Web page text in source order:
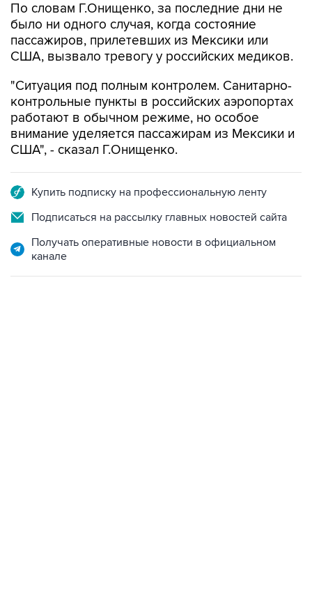
По словам Г.Онищенко, за последние дни не
было ни одного случая, когда состояние
пассажиров, прилетевших из Мексики или
США, вызвало тревогу у российских медиков.
"Ситуация под полным контролем. Санитарно-
контрольные пункты в российских аэропортах
работают в обычном режиме, но особое
внимание уделяется пассажирам из Мексики и
США", - сказал Г.Онищенко.
Купить подписку на профессиональную ленту
Подписаться на рассылку главных новостей сайта
Получать оперативные новости в официальном
канале